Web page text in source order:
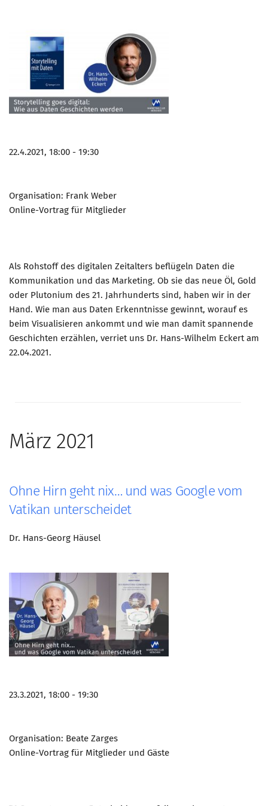
22.4.2021, 18:00 - 19:30
Organisation: Frank Weber
Online-Vortrag für Mitglieder
Als Rohstoff des digitalen Zeitalters beflügeln Daten die
Kommunikation und das Marketing. Ob sie das neue Öl, Gold
oder Plutonium des 21. Jahrhunderts sind, haben wir in der
Hand. Wie man aus Daten Erkenntnisse gewinnt, worauf es
beim Visualisieren ankommt und wie man damit spannende
Geschichten erzählen, verriet uns Dr. Hans-Wilhelm Eckert am
22.04.2021.
März 2021
Ohne Hirn geht nix… und was Google vom
Vatikan unterscheidet
Dr. Hans-Georg Häusel
23.3.2021, 18:00 - 19:30
Organisation: Beate Zarges
Online-Vortrag für Mitglieder und Gäste